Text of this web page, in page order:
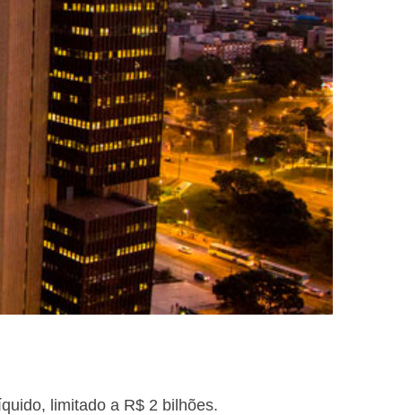
limitado a R$ 2 bilhões.